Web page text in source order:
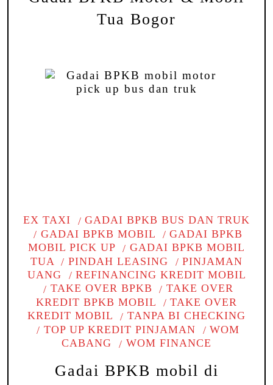
Tua Bogor
EX TAXI
GADAI BPKB BUS DAN TRUK
GADAI BPKB MOBIL
GADAI BPKB
MOBIL PICK UP
GADAI BPKB MOBIL
TUA
PINDAH LEASING
PINJAMAN
UANG
REFINANCING KREDIT MOBIL
TAKE OVER BPKB
TAKE OVER
KREDIT BPKB MOBIL
TAKE OVER
KREDIT MOBIL
TANPA BI CHECKING
TOP UP KREDIT PINJAMAN
WOM
CABANG
WOM FINANCE
Gadai BPKB mobil di